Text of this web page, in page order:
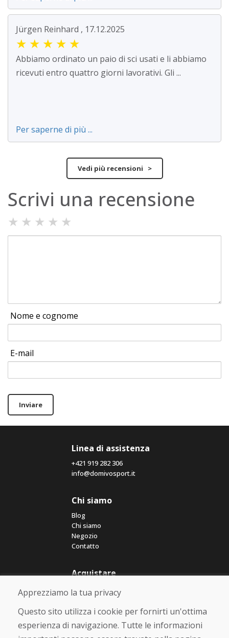
Jürgen Reinhard , 17.12.2025
★ ★ ★ ★ ★
Abbiamo ordinato un paio di sci usati e li abbiamo
ricevuti entro quattro giorni lavorativi. Gli ...
Per saperne di più ...
Vedi più recensioni >
Scrivi una recensione
★ ★ ★ ★ ★
Nome e cognome
E-mail
Inviare
Linea di assistenza
+421 919 282 306
info@domivosport.it
Chi siamo
Blog
Chi siamo
Negozio
Contatto
Acquistare
Negozio online
Termini e condizioni commerciali
Spedizione e pagamento
Reso e cambio merce
Apprezziamo la tua privacy
Questo sito utilizza i cookie per fornirti un'ottima
esperienza di navigazione. Tutte le informazioni